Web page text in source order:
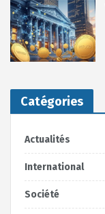
Catégories
Actualités
International
Société